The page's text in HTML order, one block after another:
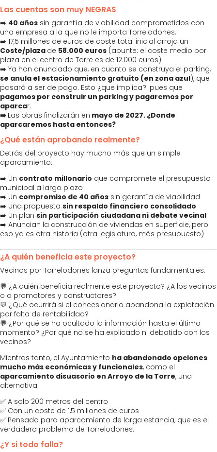
Las cuentas son muy NEGRAS
➡️ 40 años sin garantía de viabilidad comprometidos con
una empresa a la que no le importa Torrelodones.
➡️ 17,5 millones de euros de coste total inicial arroja un
Coste/plaza de 58.000 euros (apunte: el coste medio por
plaza en el centro de Torre es de 12.000 euros)
➡️ Ya han anunciado que, en cuanto se construya el parking,
se anula el estacionamiento gratuito (en zona azul), que
pasará a ser de pago. Esto ¿que implica?: pues que
pagamos por construir un parking y pagaremos por
aparcar.
➡️ Las obras finalizarán en mayo de 2027. ¿Donde
aparcaremos hasta entonces?
¿Qué están aprobando realmente?
Detrás del proyecto hay mucho más que un simple
aparcamiento:
➡️ Un contrato millonario que compromete el presupuesto
municipal a largo plazo
➡️ Un compromiso de 40 años sin garantía de viabilidad
➡️ Una propuesta sin respaldo financiero consolidado
➡️ Un plan sin participación ciudadana ni debate vecinal
➡️ Anuncian la construcción de viviendas en superficie, pero
eso ya es otra historia (otra legislatura, más presupuesto)
¿A quién beneficia este proyecto?
Vecinos por Torrelodones lanza preguntas fundamentales:
💬 ¿A quién beneficia realmente este proyecto? ¿A los vecinos
o a promotores y constructores?
💬 ¿Qué ocurrirá si el concesionario abandona la explotación
por falta de rentabilidad?
💬 ¿Por qué se ha ocultado la información hasta el último
momento? ¿Por qué no se ha explicado ni debatido con los
vecinos?
Mientras tanto, el Ayuntamiento ha abandonado opciones
mucho más económicas y funcionales, como el
aparcamiento disuasorio en Arroyo de la Torre, una
alternativa:
✅ A solo 200 metros del centro
✅ Con un coste de 1,5 millones de euros
✅ Pensado para aparcamiento de larga estancia, que es el
verdadero problema de Torrelodones.
¿Y si todo falla?